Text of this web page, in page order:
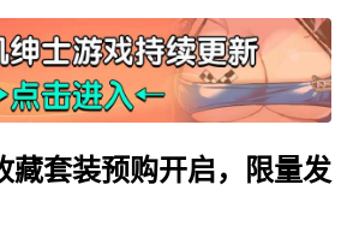
藏套装预购开启，限量发